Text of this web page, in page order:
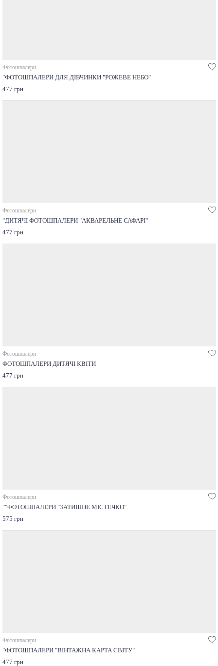
Фотошпалери
"ФОТОШПАЛЕРИ ДЛЯ ДІВЧИНКИ "РОЖЕВЕ НЕБО"
477 грн
Фотошпалери
"ДИТЯЧІ ФОТОШПАЛЕРИ "АКВАРЕЛЬНЕ САФАРІ"
477 грн
Фотошпалери
ФОТОШПАЛЕРИ ДИТЯЧІ КВІТИ
477 грн
Фотошпалери
""ФОТОШПАЛЕРИ "ЗАТИШНЕ МІСТЕЧКО"
575 грн
Фотошпалери
"ФОТОШПАЛЕРИ "ВІНТАЖНА КАРТА СВІТУ"
477 грн